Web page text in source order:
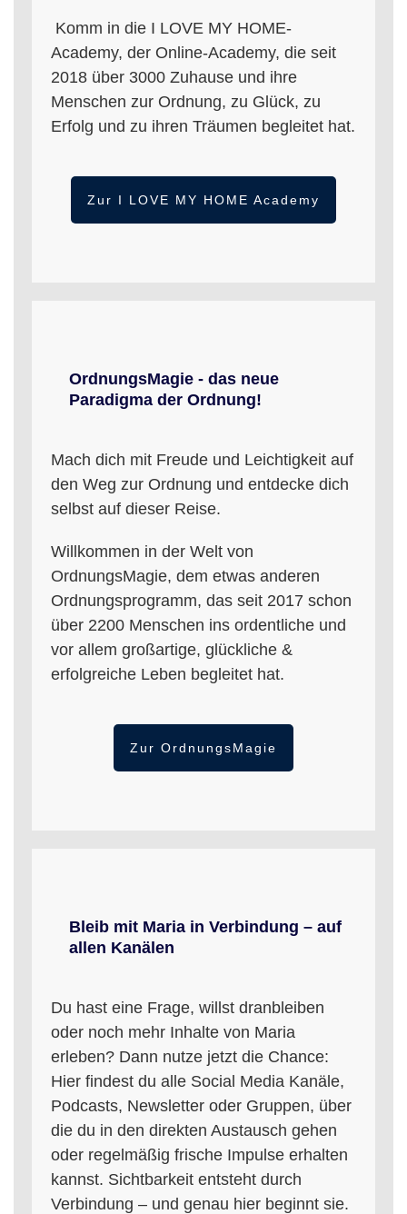
Komm in die I LOVE MY HOME-
Academy, der Online-Academy, die seit
2018 über 3000 Zuhause und ihre
Menschen zur Ordnung, zu Glück, zu
Erfolg und zu ihren Träumen begleitet hat.
Zur I LOVE MY HOME Academy
OrdnungsMagie - das neue
Paradigma der Ordnung!
Mach dich mit Freude und Leichtigkeit auf
den Weg zur Ordnung und entdecke dich
selbst auf dieser Reise.
Willkommen in der Welt von
OrdnungsMagie, dem etwas anderen
Ordnungsprogramm, das seit 2017 schon
über 2200 Menschen ins ordentliche und
vor allem großartige, glückliche &
erfolgreiche Leben begleitet hat.
Zur OrdnungsMagie
Bleib mit Maria in Verbindung – auf
allen Kanälen
Du hast eine Frage, willst dranbleiben
oder noch mehr Inhalte von Maria
erleben? Dann nutze jetzt die Chance:
Hier findest du alle Social Media Kanäle,
Podcasts, Newsletter oder Gruppen, über
die du in den direkten Austausch gehen
oder regelmäßig frische Impulse erhalten
kannst. Sichtbarkeit entsteht durch
Verbindung – und genau hier beginnt sie.